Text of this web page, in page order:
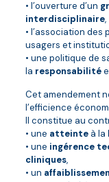
• l’ouverture d’un
interdisciplinaire,
• l’association
usagers et
• une politique de
la responsabilité
Cet amendement
l’efficience
Il constitue au
• une atteinteà la
• une ingérence
cliniques,
• un affaiblissemen